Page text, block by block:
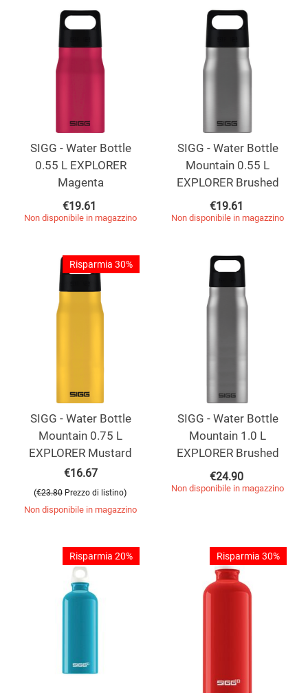
SIGG - Water Bottle
0.55 L EXPLORER
Magenta
€19.61
Non disponibile in magazzino
SIGG - Water Bottle
Mountain 0.55 L
EXPLORER Brushed
€19.61
Non disponibile in magazzino
Risparmia 30%
SIGG - Water Bottle
Mountain 0.75 L
EXPLORER Mustard
€16.67
(€23.80 Prezzo di listino)
Non disponibile in magazzino
SIGG - Water Bottle
Mountain 1.0 L
EXPLORER Brushed
€24.90
Non disponibile in magazzino
Risparmia 20% Risparmia 30%